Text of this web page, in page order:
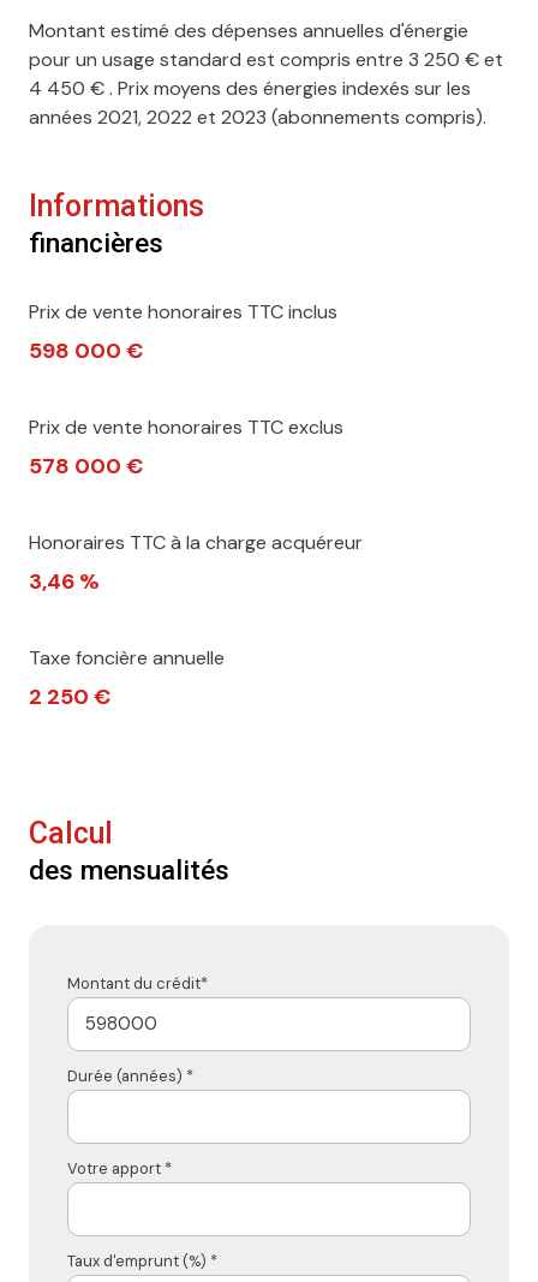
terrasse
Montant estimé des dépenses annuelles d'énergie
pour un usage standard est compris entre 3 250 € et
4 450 € . Prix moyens des énergies indexés sur les
années 2021, 2022 et 2023 (abonnements compris).
Informations
financières
Prix de vente honoraires TTC inclus
598 000 €
Prix de vente honoraires TTC exclus
578 000 €
Honoraires TTC à la charge acquéreur
3,46 %
Taxe foncière annuelle
2 250 €
Calcul
des mensualités
Montant du crédit*
Durée (années) *
Votre apport *
Taux d'emprunt (%) *